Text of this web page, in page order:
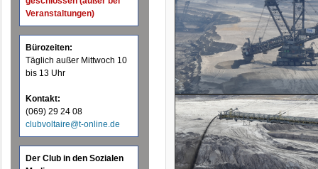
Veranstaltungen)
Bürozeiten:
Täglich außer Mittwoch 10
bis 13 Uhr
Kontakt:
(069) 29 24 08
clubvoltaire@t-online.de
Der Club in den Sozialen